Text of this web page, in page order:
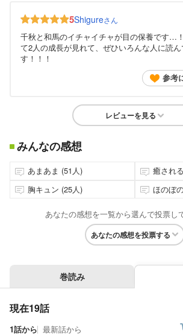
5Shigureさん
千秋と和馬のイチャイチャが目の保養です…
て2人の成長が見れて、ぜひいろんな人に読
す！！！
参考
レビューを見る
みんなの感想
あまあま (51人)
癒され
胸キュン (25人)
ほのぼ
あなたの感想を一覧から選んで投票し
あなたの感想を投票する
巻読み
現在19話
1話から 最新話から